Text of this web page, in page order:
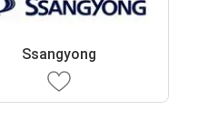
Ssangyong